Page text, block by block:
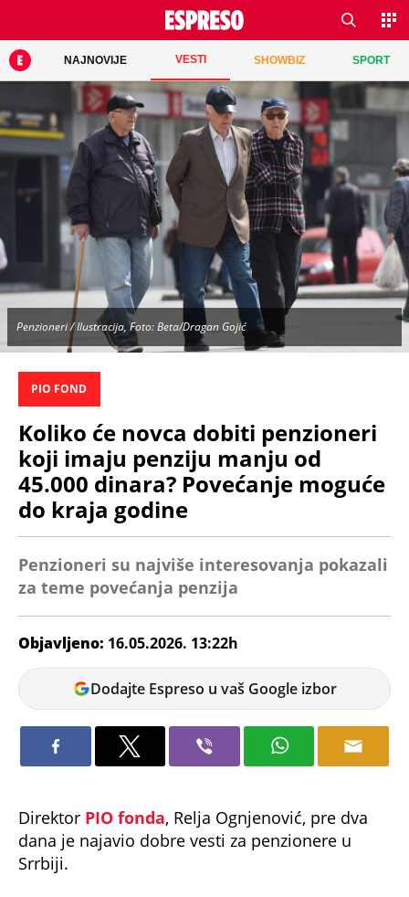
NAJNOVIJE VESTI SHOWBIZ SPORT
Penzioneri / Ilustracija, Foto: Beta/Dragan Gojić
PIO FOND
Koliko će novca dobiti penzioneri
koji imaju penziju manju od
45.000 dinara? Povećanje moguće
do kraja godine
Penzioneri su najviše interesovanja pokazali
za teme povećanja penzija
Objavljeno: 16.05.2026. 13:22h
Ana
Petrović
Dodajte Espreso u vaš Google izbor
Direktor PIO fonda, Relja Ognjenović, pre dva
dana je najavio dobre vesti za penzionere u
Srrbiji.